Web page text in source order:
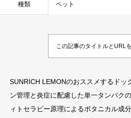
種類 ペット
この記事のタイトルとURL
SUNRICH LEMONのおススメするドッ
ン管理と炎症に配慮した単一タンパク
ィトセラピー原理によるボタニカル成